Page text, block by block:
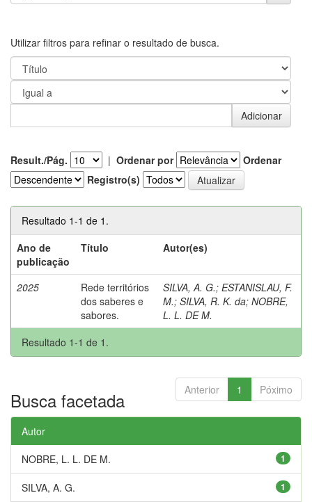
Utilizar filtros para refinar o resultado de busca.
Result./Pág. | Ordenar por
Ordenar
Registro(s)
Resultado 1-1 de 1.
Ano de
publicação
Título Autor(es)
2025
Rede territórios
dos saberes e
sabores.
SILVA, A. G.; ESTANISLAU, F.
M.; SILVA, R. K. da; NOBRE,
L. L. DE M.
Resultado 1-1 de 1.
Anterior 1 Póximo
Busca facetada
Autor
1
NOBRE, L. L. DE M.
1
SILVA, A. G.